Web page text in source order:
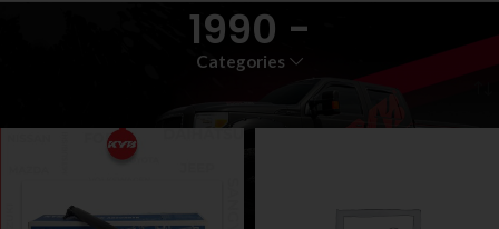
1990 -
Categories